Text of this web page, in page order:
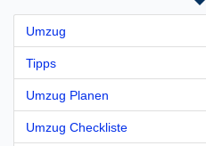
Umzug
Tipps
Umzug Planen
Umzug Checkliste